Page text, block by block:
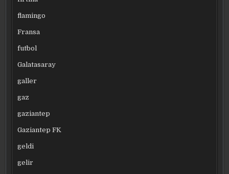
flamingo
Fransa
futbol
Galatasaray
galler
gaz
gaziantep
Gaziantep FK
geldi
gelir